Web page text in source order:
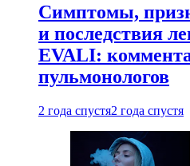
Симптомы,
и последствия
EVALI:
пульмонологов
2 года спустя2 года спустя